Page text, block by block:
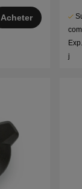
Acheter
j